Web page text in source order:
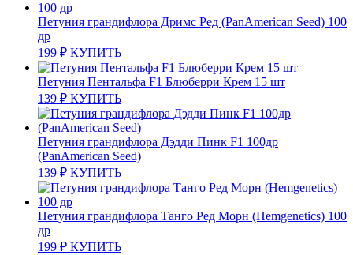
Петуния грандифлора Дримс Ред (PanAmerican Seed) 100
др
199 ₽ КУПИТЬ
Петуния Пентальфа F1 Блюберри Крем 15 шт
139 ₽ КУПИТЬ
Петуния грандифлора Дэдди Пинк F1 100др
(PanAmerican Seed)
139 ₽ КУПИТЬ
Петуния грандифлора Танго Ред Морн (Hemgenetics) 100
др
199 ₽ КУПИТЬ